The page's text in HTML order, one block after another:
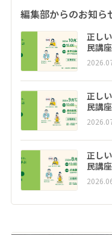
編集部からのお知ら
正し
民講
正し
民講
正し
民講